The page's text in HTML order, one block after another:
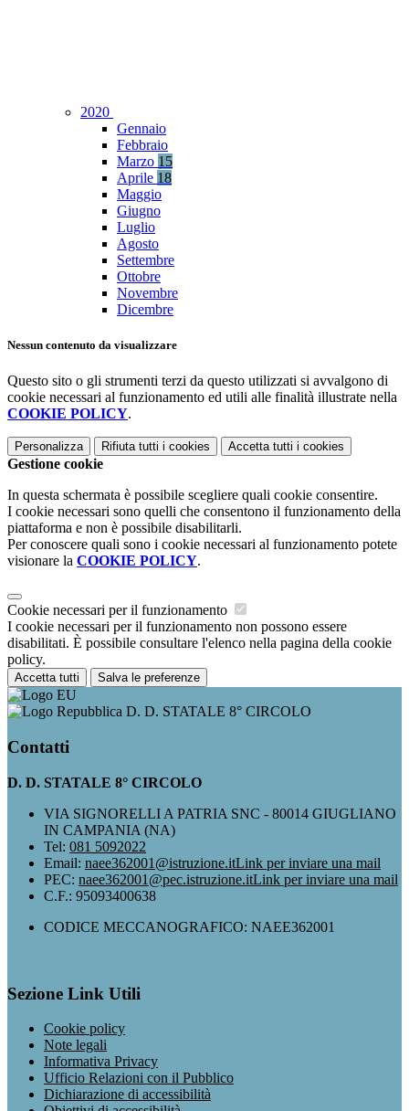
2020
Gennaio
Febbraio
Marzo 15
Aprile 18
Maggio
Giugno
Luglio
Agosto
Settembre
Ottobre
Novembre
Dicembre
Nessun contenuto da visualizzare
Questo sito o gli strumenti terzi da questo utilizzati si avvalgono di
cookie necessari al funzionamento ed utili alle finalità illustrate nella
COOKIE POLICY.
Personalizza Rifiuta tutti i cookies Accetta tutti i cookies
Gestione cookie
In questa schermata è possibile scegliere quali cookie consentire.
I cookie necessari sono quelli che consentono il funzionamento della
piattaforma e non è possibile disabilitarli.
Per conoscere quali sono i cookie necessari al funzionamento potete
visionare la COOKIE POLICY.
Cookie necessari per il funzionamento
I cookie necessari per il funzionamento non possono essere
disabilitati. È possibile consultare l'elenco nella pagina della cookie
policy.
Accetta tutti Salva le preferenze
D. D. STATALE 8° CIRCOLO
Contatti
D. D. STATALE 8° CIRCOLO
VIA SIGNORELLI A PATRIA SNC - 80014 GIUGLIANO
IN CAMPANIA (NA)
Tel: 081 5092022
Email: naee362001@istruzione.itLink per inviare una mail
PEC: naee362001@pec.istruzione.itLink per inviare una mail
C.F.: 95093400638
CODICE MECCANOGRAFICO: NAEE362001
Sezione Link Utili
Cookie policy
Note legali
Informativa Privacy
Ufficio Relazioni con il Pubblico
Dichiarazione di accessibilità